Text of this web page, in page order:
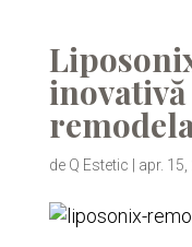
de Q Estetic apr. 15,